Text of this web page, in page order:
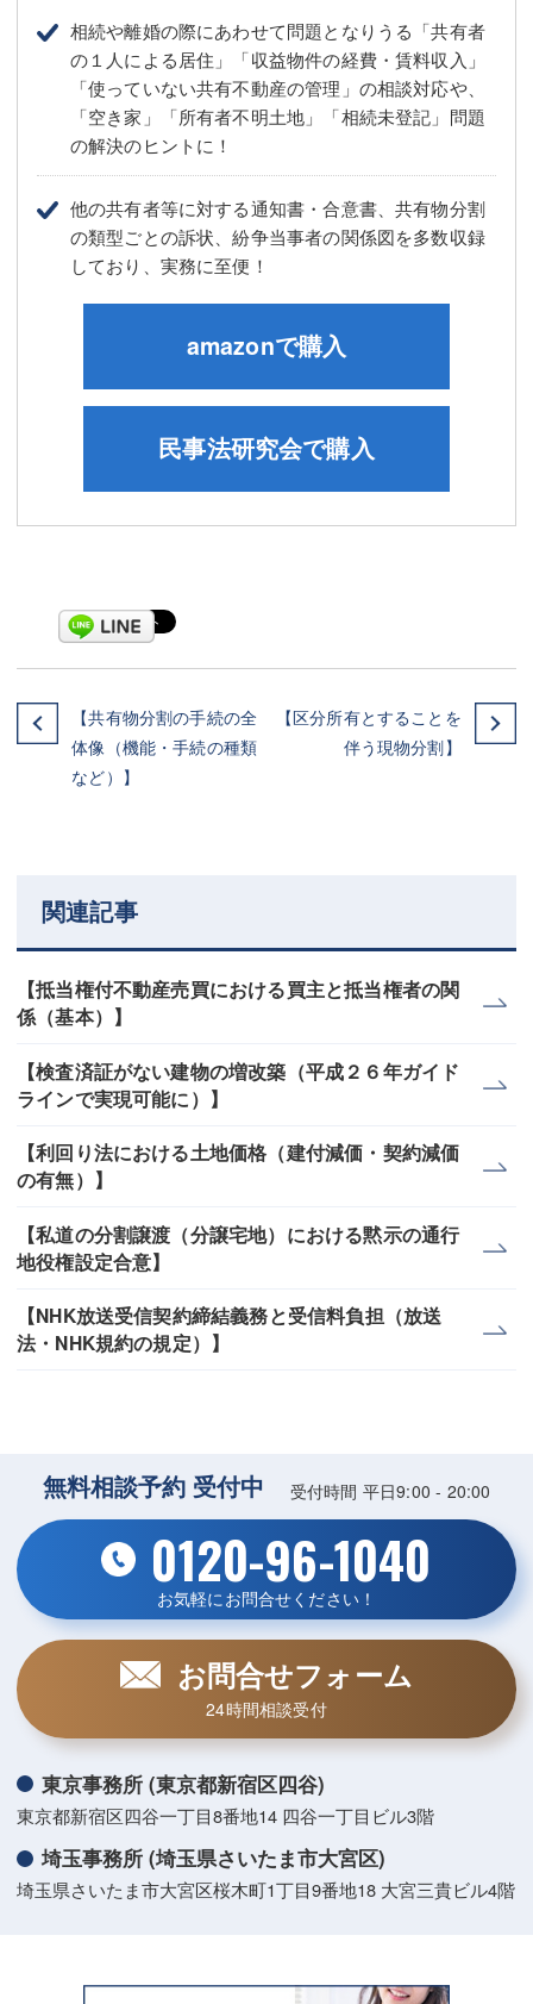
相続や離婚の際にあわせて問題となりうる「共有者
の１人による居住」「収益物件の経費・賃料収入」
「使っていない共有不動産の管理」の相談対応や、
「空き家」「所有者不明土地」「相続未登記」問題
の解決のヒントに！
他の共有者等に対する通知書・合意書、共有物分割
の類型ごとの訴状、紛争当事者の関係図を多数収録
しており、実務に至便！
民事法研究会で購入
amazonで購入
【共有物分割の手続の全
体像（機能・手続の種類
など）】
【区分所有とすることを
伴う現物分割】
関連記事
【抵当権付不動産売買における買主と抵当権者の関
係（基本）】
【検査済証がない建物の増改築（平成２６年ガイド
ラインで実現可能に）】
【利回り法における土地価格（建付減価・契約減価
の有無）】
【私道の分割譲渡（分譲宅地）における黙示の通行
地役権設定合意】
【NHK放送受信契約締結義務と受信料負担（放送
法・NHK規約の規定）】
無料相談予約 受付中 受付時間 平日9:00 - 20:00
0120-96-1040
お気軽にお問合せください！
お問合せフォーム
24時間相談受付
東京事務所 (東京都新宿区四谷)
東京都新宿区四谷一丁目8番地14 四谷一丁目ビル3階
埼玉事務所 (埼玉県さいたま市大宮区)
埼玉県さいたま市大宮区桜木町1丁目9番地18 大宮三貴ビル4階